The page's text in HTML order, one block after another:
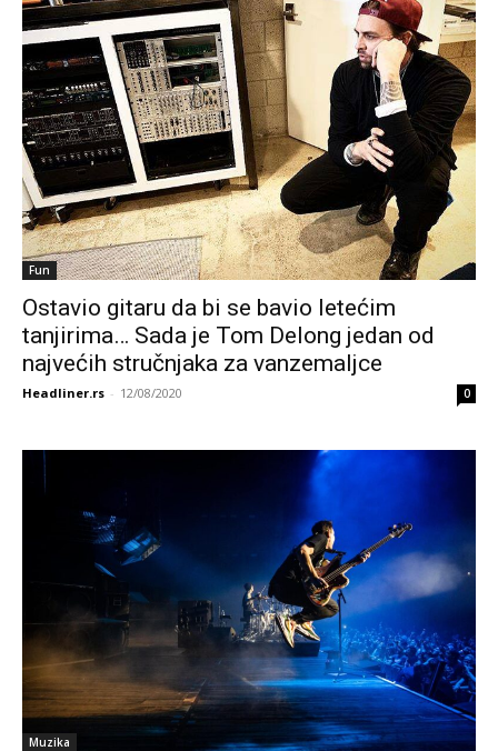
Fun
Ostavio gitaru da bi se bavio letećim
tanjirima… Sada je Tom Delong jedan od
najvećih stručnjaka za vanzemaljce
Headliner.rs - 12/08/2020 0
Muzika